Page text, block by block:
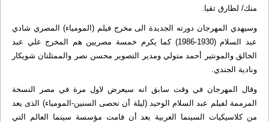
منك/ لطارق تقيا.
وسيهدي المهرجان دورته الجديدة الى مخرج فيلم (المومياء) المصري شادي
عبد السلام (1930-1986) كما يكرم خمسة مصريين هم المخرج علي عبد
الخالق والمونتير أحمد متولي ومدير التصوير محسن نصر والممثلتان شويكار
ونادية الجندي.
وقال المهرجان في وقت سابق انه سيعرض لاول مرة في مصر النسخة
المرممة لفيلم عبد السلام الوحيد (ليلة أن تحصى السنين-المومياء) الذى يعد
من كلاسيكيات السينما العربية بعد أن قامت مؤسسة سينما العالم التي